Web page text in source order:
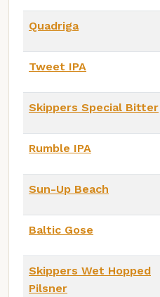
Quadriga
Tweet IPA
Skippers Special Bitter
Rumble IPA
Sun-Up Beach
Baltic Gose
Skippers Wet Hopped
Pilsner